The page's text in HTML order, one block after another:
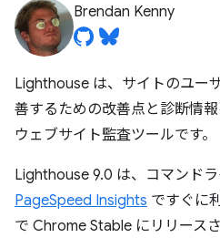
Brendan Kenny
Lighthouse は、サイトのユー
善するための改善点と診断情
ウェブサイト監査ツールです。
Lighthouse 9.0 は、コマンドラ
PageSpeed Insights ですぐに
で Chrome Stable にリリースさ